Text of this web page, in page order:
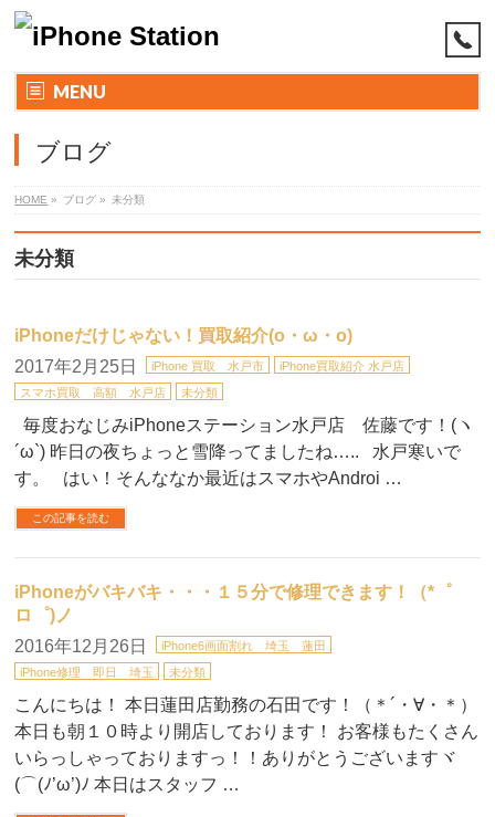
MENU
ブログ
HOME » ブログ » 未分類
未分類
iPhoneだけじゃない！買取紹介(o・ω・o)
2017年2月25日
iPhone 買取 水戸市
iPhone買取紹介 水戸店
スマホ買取 高額 水戸店
未分類
毎度おなじみiPhoneステーション水戸店 佐藤です！(ヽ
´ω`) 昨日の夜ちょっと雪降ってましたね….. 水戸寒いで
す。 はい！そんななか最近はスマホやAndroi …
この記事を読む
iPhoneがバキバキ・・・１５分で修理できます！（*゜
ロ゜)ノ
2016年12月26日
iPhone6画面割れ 埼玉 蓮田
iPhone修理 即日 埼玉
未分類
こんにちは！ 本日蓮田店勤務の石田です！（＊´・∀・＊）
本日も朝１０時より開店しております！ お客様もたくさん
いらっしゃっておりますっ！！ありがとうございますヾ
(⌒(ﾉ’ω’)ﾉ 本日はスタッフ …